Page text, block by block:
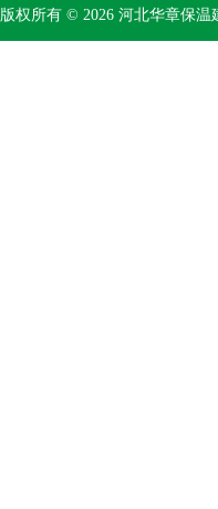
版权所有 © 2026 河北华章保温